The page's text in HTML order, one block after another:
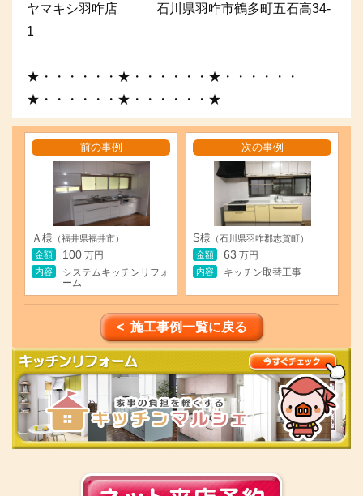
ヤマキシ羽咋店 石川県羽咋市鶴多町五石高34-
1
★・・・・・・★・・・・・・★・・・・・・
★・・・・・・★・・・・・・★
前の事例
Ａ様 （福井県福井市）
金額
100 万円
内容
システムキッチンリフォ
ーム
次の事例
S様 （石川県羽咋郡志賀町）
金額
63 万円
内容
キッチン取替工事
< 施工事例一覧に戻る